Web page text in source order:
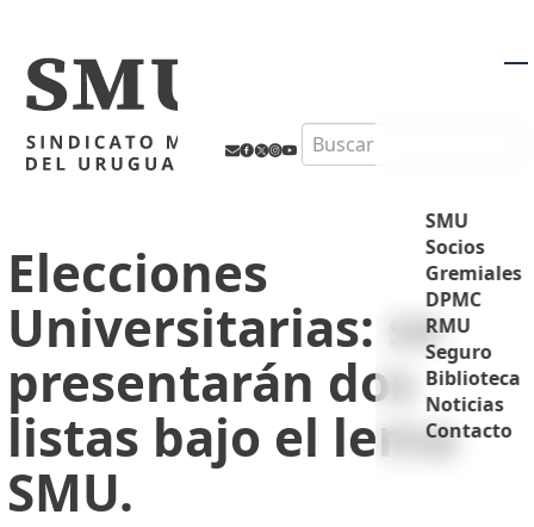
Search
SMU
Socios
Gremiales
DPMC
RMU
Seguro
Biblioteca
Noticias
Contacto
Elecciones
Universitarias: se
presentarán dos
listas bajo el lema
SMU.